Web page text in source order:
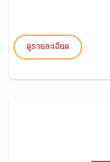
ดูรายละเอียด